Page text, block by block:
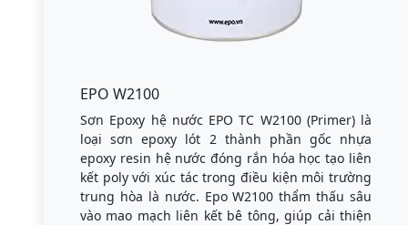
EPO W2100
Sơn Epoxy hệ nước EPO TC W2100 (Primer) là
loại sơn epoxy lót 2 thành phần gốc nhựa
epoxy resin hệ nước đóng rắn hóa học tạo liên
kết poly với xúc tác trong điều kiện môi trường
trung hòa là nước. Epo W2100 thẩm thấu sâu
vào mao mạch liên kết bê tông, giúp cải thiện